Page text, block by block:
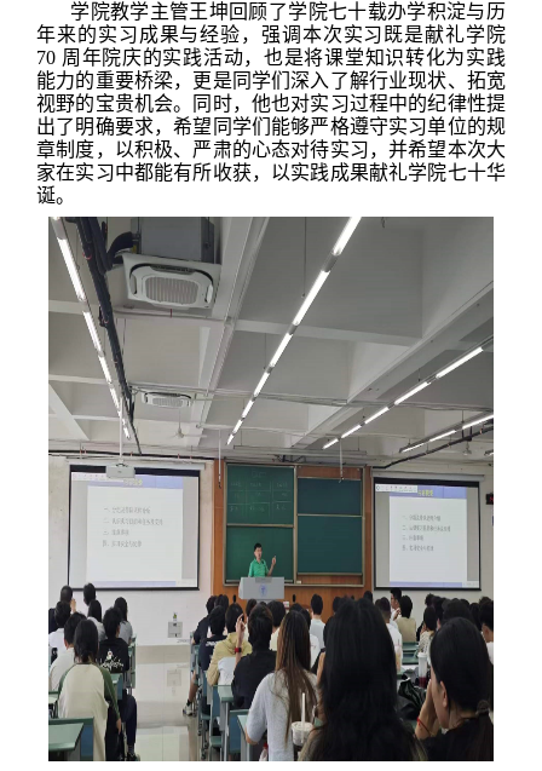
学院教学主管王坤回顾了学院七十载办学积淀与历
年来的实习成果与经验，强调本次实习既是献礼学院
70 周年院庆的实践活动，也是将课堂知识转化为实践
能力的重要桥梁，更是同学们深入了解行业现状、拓宽
视野的宝贵机会。同时，他也对实习过程中的纪律性提
出了明确要求，希望同学们能够严格遵守实习单位的规
章制度，以积极、严肃的心态对待实习，并希望本次大
家在实习中都能有所收获，以实践成果献礼学院七十华
诞。